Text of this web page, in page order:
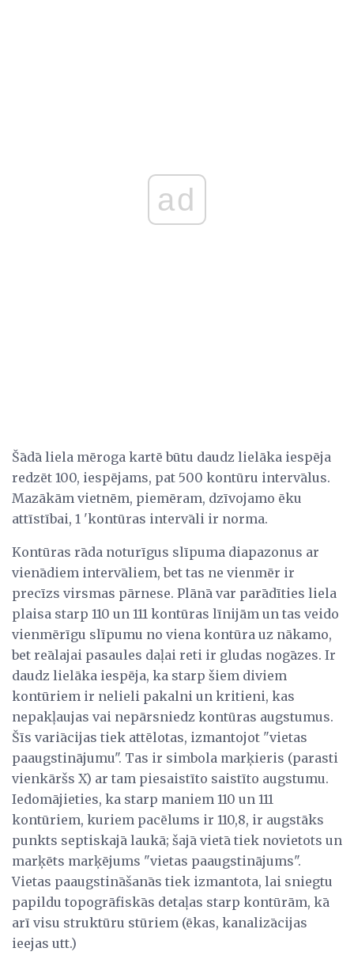
ad
Šādā liela mēroga kartē būtu daudz lielāka iespēja
redzēt 100, iespējams, pat 500 kontūru intervālus.
Mazākām vietnēm, piemēram, dzīvojamo ēku
attīstībai, 1 'kontūras intervāli ir norma.
Kontūras rāda noturīgus slīpuma diapazonus ar
vienādiem intervāliem, bet tas ne vienmēr ir
precīzs virsmas pārnese. Plānā var parādīties liela
plaisa starp 110 un 111 kontūras līnijām un tas veido
vienmērīgu slīpumu no viena kontūra uz nākamo,
bet reālajai pasaules daļai reti ir gludas nogāzes. Ir
daudz lielāka iespēja, ka starp šiem diviem
kontūriem ir nelieli pakalni un kritieni, kas
nepakļaujas vai nepārsniedz kontūras augstumus.
Šīs variācijas tiek attēlotas, izmantojot "vietas
paaugstinājumu". Tas ir simbola marķieris (parasti
vienkāršs X) ar tam piesaistīto saistīto augstumu.
Iedomājieties, ka starp maniem 110 un 111
kontūriem, kuriem pacēlums ir 110,8, ir augstāks
punkts septiskajā laukā; šajā vietā tiek novietots un
marķēts marķējums "vietas paaugstinājums".
Vietas paaugstināšanās tiek izmantota, lai sniegtu
papildu topogrāfiskās detaļas starp kontūrām, kā
arī visu struktūru stūriem (ēkas, kanalizācijas
ieejas utt.)